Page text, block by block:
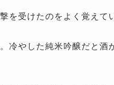
を受けたのをよく覚えて
冷やした純米吟醸だと酒